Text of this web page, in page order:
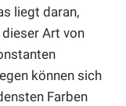
liegt daran,
Art von
können sich
Farben